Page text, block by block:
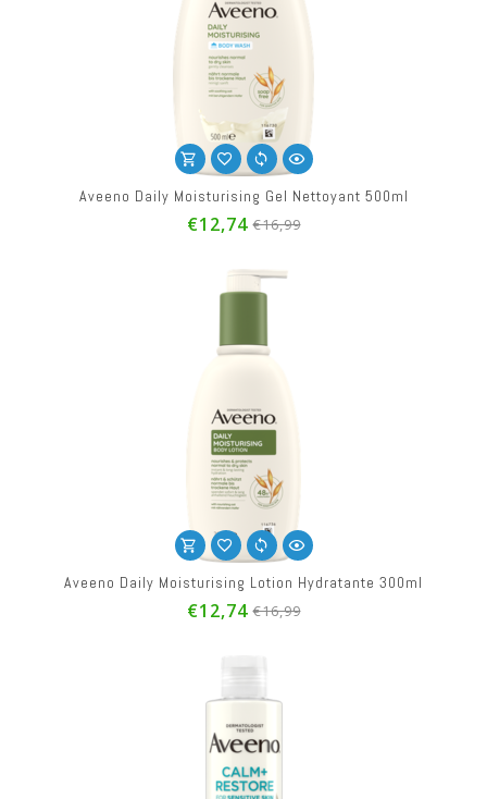
Aveeno Daily Moisturising Gel Nettoyant 500ml
€12,74 €16,99
Aveeno Daily Moisturising Lotion Hydratante 300ml
€12,74 €16,99